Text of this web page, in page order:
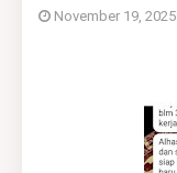
November 19, 2025